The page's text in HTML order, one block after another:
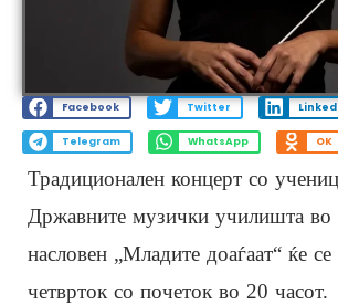
Facebook Twitter
Telegram WhatsApp OK
Традиционален концерт со
Државните музички училишта во
насловен „Младите доаѓаат“ ќе
четврток со почеток во 20 часот.